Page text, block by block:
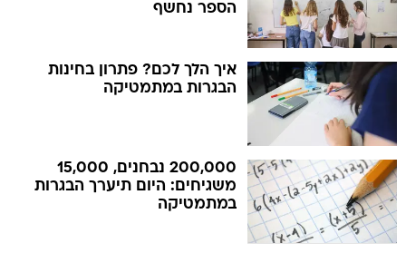
הספר נחשף
איך הלך לכם? פתרון בחינות
הבגרות במתמטיקה
200,000 נבחנים, 15,000
משגיחים: היום תיערך הבגרות
במתמטיקה